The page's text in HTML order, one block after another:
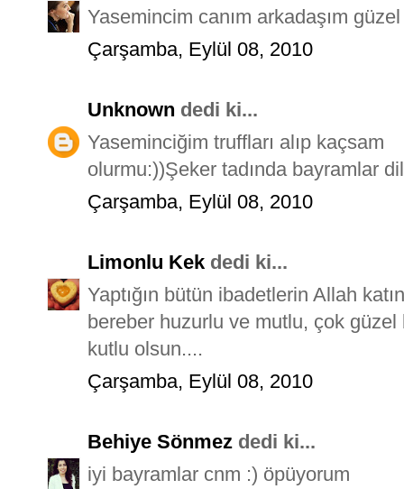
Yasemincim canım arkadaşım
Çarşamba, Eylül 08, 2010
Unknown dedi ki...
Yaseminciğim truffları alıp kaçsam
olurmu:))Şeker tadında bayramlar
Çarşamba, Eylül 08, 2010
Limonlu Kek dedi ki...
Yaptığın bütün ibadetlerin Allah
bereber huzurlu ve mutlu, çok
kutlu olsun....
Çarşamba, Eylül 08, 2010
Behiye Sönmez dedi ki...
iyi bayramlar cnm :) öpüyorum